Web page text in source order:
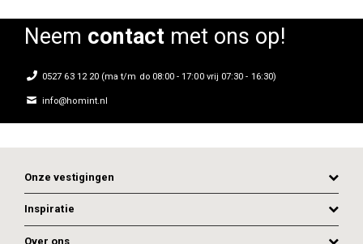
Neem contactmet ons op!
0527 63 12 20 (ma t/m do 08:00 - 17:00 vrij 07:30 - 16:30)
info@homint.nl
Onze vestigingen
Inspiratie
Over ons